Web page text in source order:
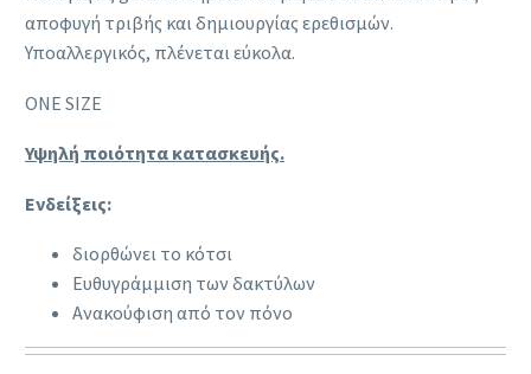
αποφυγή τριβής και δημιουργίας ερεθισμών.
Υποαλλεργικός, πλένεται εύκολα.
ONE SIZE
Υψηλή ποιότητα κατασκευής.
Ενδείξεις:
διορθώνει το κότσι
Ευθυγράμμιση των δακτύλων
Ανακούφιση από τον πόνο